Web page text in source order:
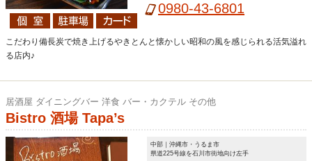
祝前】 17:00-翌5:00
0980-43-6801
こだわり備長炭で焼き上げるやきとんと懐かしい昭和の風を感じられる活気溢れ
る店内♪
居酒屋 ダイニングバー 洋食 バー・カクテル その他
Bistro 酒場 Tapa’s
中部｜沖縄市・うるま市
県道225号線を石川市街地向け左手